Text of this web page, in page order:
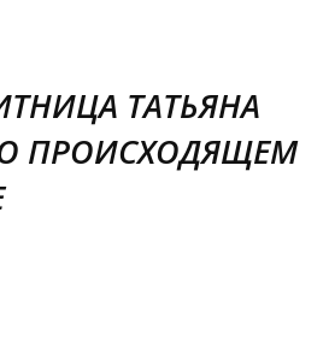
ТАТЬЯНА
ПРОИСХОДЯЩЕМ